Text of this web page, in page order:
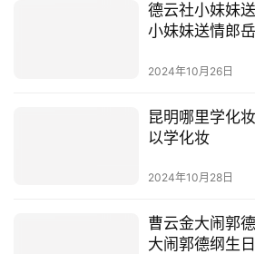
德云社小妹妹
小妹妹送情郎
2024年10月26日
昆明哪里学化
以学化妆
2024年10月28日
曹云金大闹郭
大闹郭德纲生日